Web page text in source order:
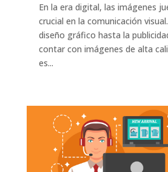
En la era digital, las imágenes
crucial en la comunicación
diseño gráfico hasta la
contar con imágenes de alta
es...